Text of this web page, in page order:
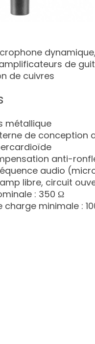
de
de cuivres
métallique
de conception
anti-
audio
libre, circuit
: 350 Ω
charge minimale :